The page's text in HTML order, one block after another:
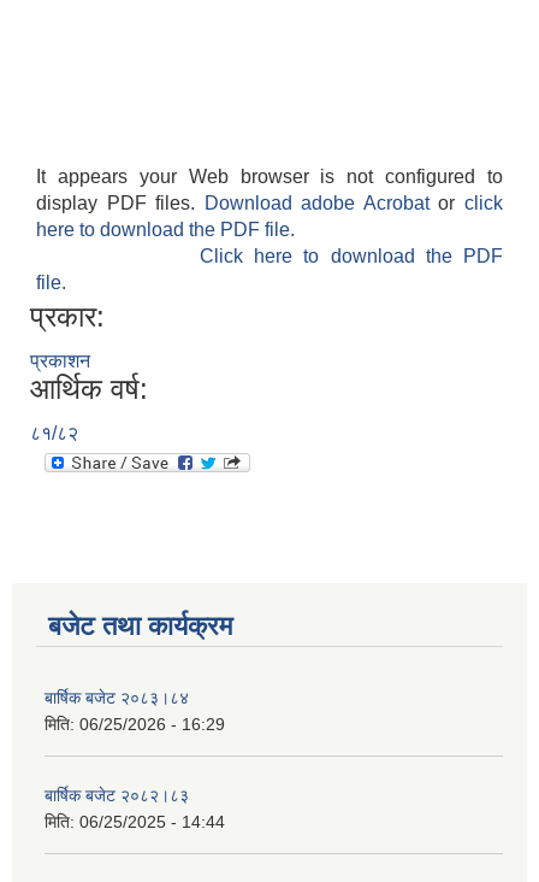
It appears your Web browser is not configured to
display PDF files.
Download adobe Acrobatorclick
here to download the PDF file.
Click here to download the PDF
file.
प्रकार:
प्रकाशन
आर्थिक वर्ष:
८१/८२
बजेट तथा कार्यक्रम
बार्षिक बजेट २०८३।८४
मिति: 06/25/2026 - 16:29
बार्षिक बजेट २०८२।८३
मिति: 06/25/2025 - 14:44